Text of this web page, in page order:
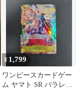
¥ 1,799
ワンピースカードゲー
ム ヤマト SR パラレル